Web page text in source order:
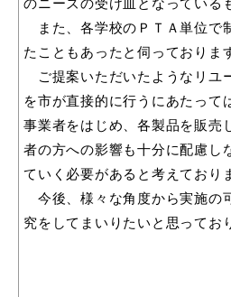
窓口案内
申請書
ダウンロード
また、各学校のＰＴＡ単位で
たこともあったと伺っておりま
ご提案いただいたようなリユ
を市が直接的に行うにあたって
事業者をはじめ、各製品を販売
者の方への影響も十分に配慮し
ていく必要があると考えており
今後、様々な角度から実施の
究をしてまいりたいと思ってお